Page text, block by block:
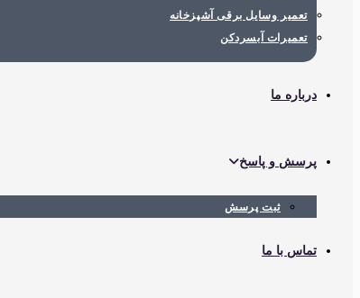
تعمیر وسایل برقی آشپزخانه
تعمیرات آبسردکن
درباره ما
پرسش و پاسخ
ثبت پرسش
تماس با ما